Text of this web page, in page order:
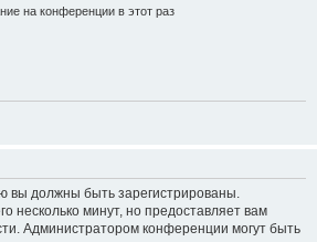
на конференции в этот раз
вы должны быть зарегистрированы.
несколько минут, но предоставляет вам
Администратором конференции могут быть